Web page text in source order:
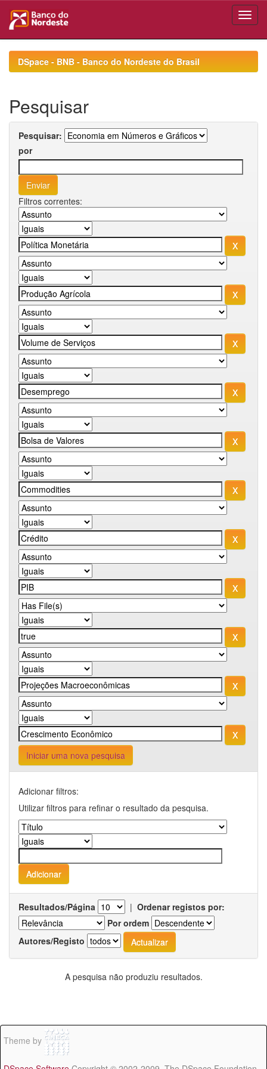
navigationDSpace - BNB - Banco do Nordeste do Brasil
Pesquisar
Pesquisar:
por
Filtros correntes:
Iniciar uma nova pesquisa
Adicionar filtros:
Utilizar filtros para refinar o resultado da pesquisa.
Resultados/Página | Ordenar registos por:
Por ordem
Autores/Registo
A pesquisa não produziu resultados.
Theme by